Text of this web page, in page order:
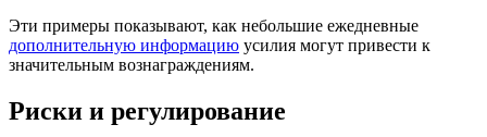
Эти примеры показывают, как небольшие ежедневные
дополнительную информацию усилия могут привести к
значительным вознаграждениям.
Риски и регулирование